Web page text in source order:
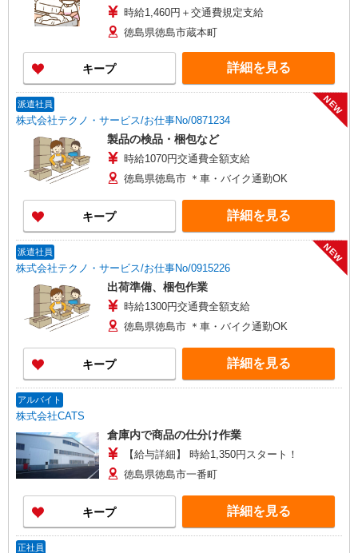
時給1,460円＋交通費規定支給
徳島県徳島市蔵本町
キープ 詳細を見る
派遣社員
株式会社テクノ・サービス/お仕事No/0871234
NEW
製品の検品・梱包など
時給1070円交通費全額支給
徳島県徳島市 ＊車・バイク通勤OK
キープ 詳細を見る
派遣社員
株式会社テクノ・サービス/お仕事No/0915226
NEW
出荷準備、梱包作業
時給1300円交通費全額支給
徳島県徳島市 ＊車・バイク通勤OK
キープ 詳細を見る
アルバイト
株式会社CATS
倉庫内で商品の仕分け作業
【給与詳細】 時給1,350円スタート！
徳島県徳島市一番町
キープ 詳細を見る
正社員